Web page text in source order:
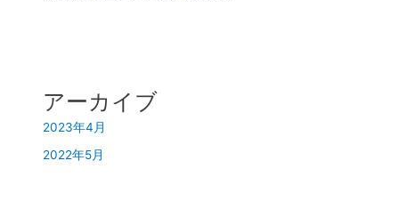
アーカイブ
2023年4月
2022年5月